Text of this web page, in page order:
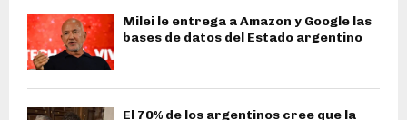
Milei le entrega a Amazon y Google las
bases de datos del Estado argentino
El 70% de los argentinos cree que la